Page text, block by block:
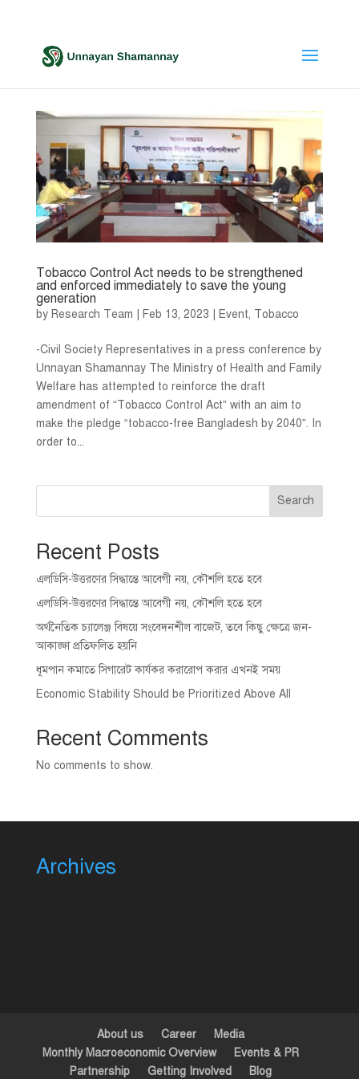
Tobacco Control Act needs to be strengthened
and enforced immediately to save the young
generation
by Research Team Feb 13, 2023 Event, Tobacco
-Civil Society Representatives in a press conference by
Unnayan Shamannay The Ministry of Health and Family
Welfare has attempted to reinforce the draft
amendment of “Tobacco Control Act” with an aim to
make the pledge “tobacco-free Bangladesh by 2040”. In
order to...
Search
Recent Posts
এলডিসি-উত্তরণের সিদ্ধান্তে আবেগী নয়, কৌশলি হতে হবে
এলডিসি-উত্তরণের সিদ্ধান্তে আবেগী নয়, কৌশলি হতে হবে
অর্থনৈতিক চ্যালেঞ্জ বিষয়ে সংবেদনশীল বাজেট, তবে কিছু ক্ষেত্রে জন-
আকাঙ্ক্ষা প্রতিফলিত হয়নি
ধূমপান কমাতে সিগারেট কার্যকর করারোপ করার এখনই সময়
Economic Stability Should be Prioritized Above All
Recent Comments
No comments to show.
Archives
About us Career
Media
Monthly Macroeconomic Overview
Events & PR
Partnership
Getting Involved Blog